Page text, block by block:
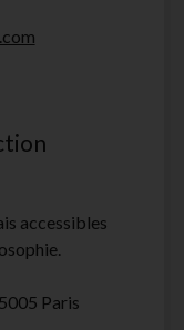
accessibles
Paris